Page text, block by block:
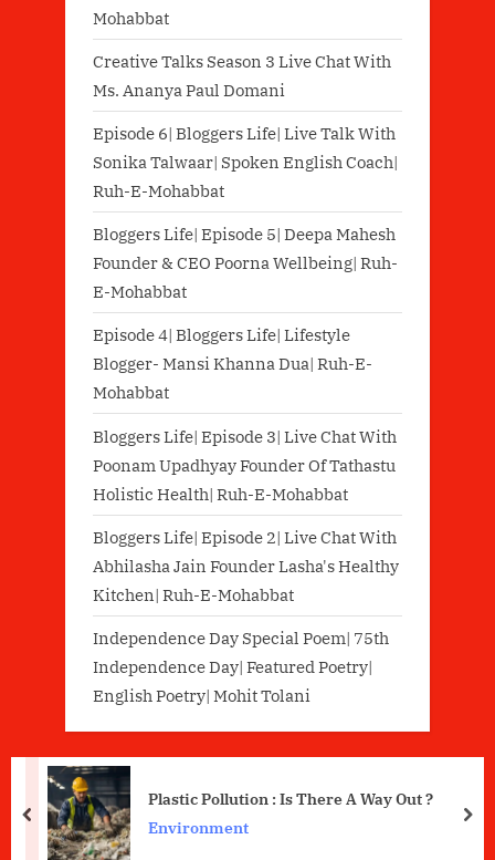
Mohabbat
Creative Talks Season 3 Live Chat With
Ms. Ananya Paul Domani
Episode 6| Bloggers Life| Live Talk With
Sonika Talwaar| Spoken English Coach|
Ruh-E-Mohabbat
Bloggers Life| Episode 5| Deepa Mahesh
Founder & CEO Poorna Wellbeing| Ruh-
E-Mohabbat
Episode 4| Bloggers Life| Lifestyle
Blogger- Mansi Khanna Dua| Ruh-E-
Mohabbat
Bloggers Life| Episode 3| Live Chat With
Poonam Upadhyay Founder Of Tathastu
Holistic Health| Ruh-E-Mohabbat
Bloggers Life| Episode 2| Live Chat With
Abhilasha Jain Founder Lasha's Healthy
Kitchen| Ruh-E-Mohabbat
Independence Day Special Poem| 75th
Independence Day| Featured Poetry|
English Poetry| Mohit Tolani
Plastic Pollution : Is There A Way Out ?
Environment
prev